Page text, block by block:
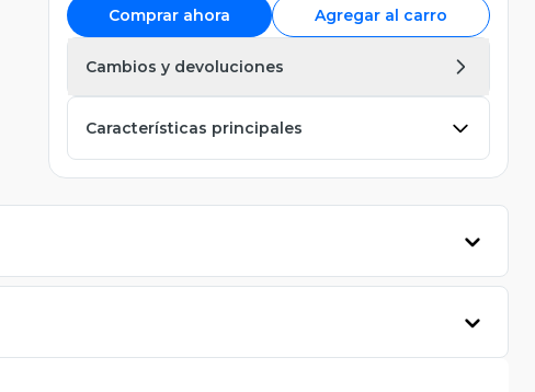
Comprar ahora Agregar al carro
Cambios y devoluciones
Características principales